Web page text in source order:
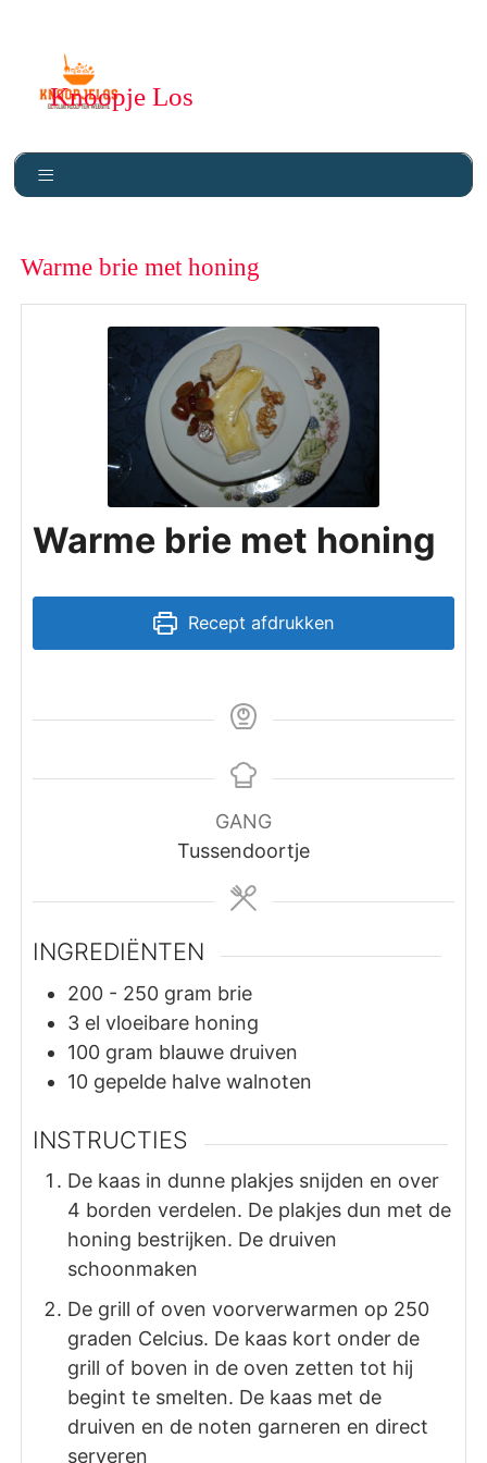
Knoopje Los
Warme brie met honing
Warme brie met honing
Recept afdrukken
GANG
Tussendoortje
INGREDIËNTEN
200 - 250 gram brie
3 el vloeibare honing
100 gram blauwe druiven
10 gepelde halve walnoten
INSTRUCTIES
De kaas in dunne plakjes snijden en over
4 borden verdelen. De plakjes dun met de
honing bestrijken. De druiven
schoonmaken
De grill of oven voorverwarmen op 250
graden Celcius. De kaas kort onder de
grill of boven in de oven zetten tot hij
begint te smelten. De kaas met de
druiven en de noten garneren en direct
serveren